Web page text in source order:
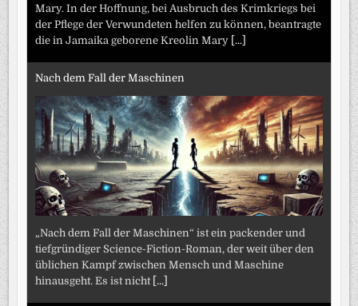
Mary. In der Hoffnung, bei Ausbruch des Krimkriegs bei
der Pflege der Verwundeten helfen zu können, beantragte
die in Jamaika geborene Kreolin Mary [...]
Nach dem Fall der Maschinen
„Nach dem Fall der Maschinen“ ist ein packender und
tiefgründiger Science-Fiction-Roman, der weit über den
üblichen Kampf zwischen Mensch und Maschine
hinausgeht. Es ist nicht [...]